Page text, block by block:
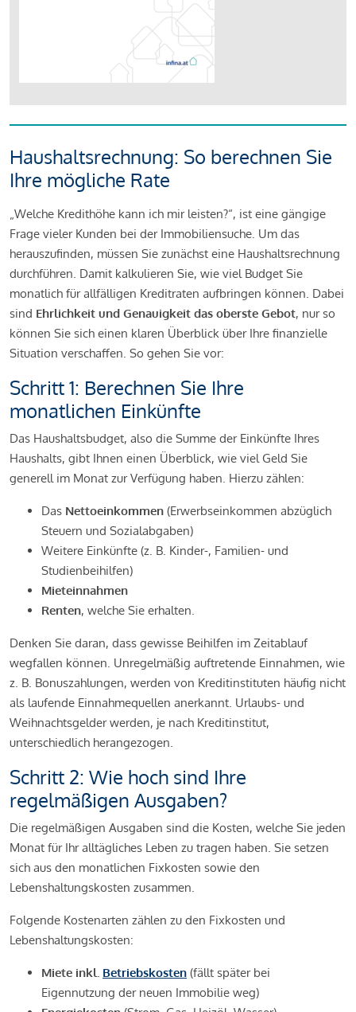
Haushaltsrechnung: So berechnen Sie
Ihre mögliche Rate
„Welche Kredithöhe kann ich mir leisten?“, ist eine gängige
Frage vieler Kunden bei der Immobiliensuche. Um das
herauszufinden, müssen Sie zunächst eine Haushaltsrechnung
durchführen. Damit kalkulieren Sie, wie viel Budget Sie
monatlich für allfälligen Kreditraten aufbringen können. Dabei
sind Ehrlichkeit und Genauigkeit das oberste Gebot, nur so
können Sie sich einen klaren Überblick über Ihre finanzielle
Situation verschaffen. So gehen Sie vor:
Schritt 1: Berechnen Sie Ihre
monatlichen Einkünfte
Das Haushaltsbudget, also die Summe der Einkünfte Ihres
Haushalts, gibt Ihnen einen Überblick, wie viel Geld Sie
generell im Monat zur Verfügung haben. Hierzu zählen:
Das Nettoeinkommen (Erwerbseinkommen abzüglich
Steuern und Sozialabgaben)
Weitere Einkünfte (z. B. Kinder-, Familien- und
Studienbeihilfen)
Mieteinnahmen
Renten, welche Sie erhalten.
Denken Sie daran, dass gewisse Beihilfen im Zeitablauf
wegfallen können. Unregelmäßig auftretende Einnahmen, wie
z. B. Bonuszahlungen, werden von Kreditinstituten häufig nicht
als laufende Einnahmequellen anerkannt. Urlaubs- und
Weihnachtsgelder werden, je nach Kreditinstitut,
unterschiedlich herangezogen.
Schritt 2: Wie hoch sind Ihre
regelmäßigen Ausgaben?
Die regelmäßigen Ausgaben sind die Kosten, welche Sie jeden
Monat für Ihr alltägliches Leben zu tragen haben. Sie setzen
sich aus den monatlichen Fixkosten sowie den
Lebenshaltungskosten zusammen.
Folgende Kostenarten zählen zu den Fixkosten und
Lebenshaltungskosten:
Miete inkl. Betriebskosten (fällt später bei
Eigennutzung der neuen Immobilie weg)